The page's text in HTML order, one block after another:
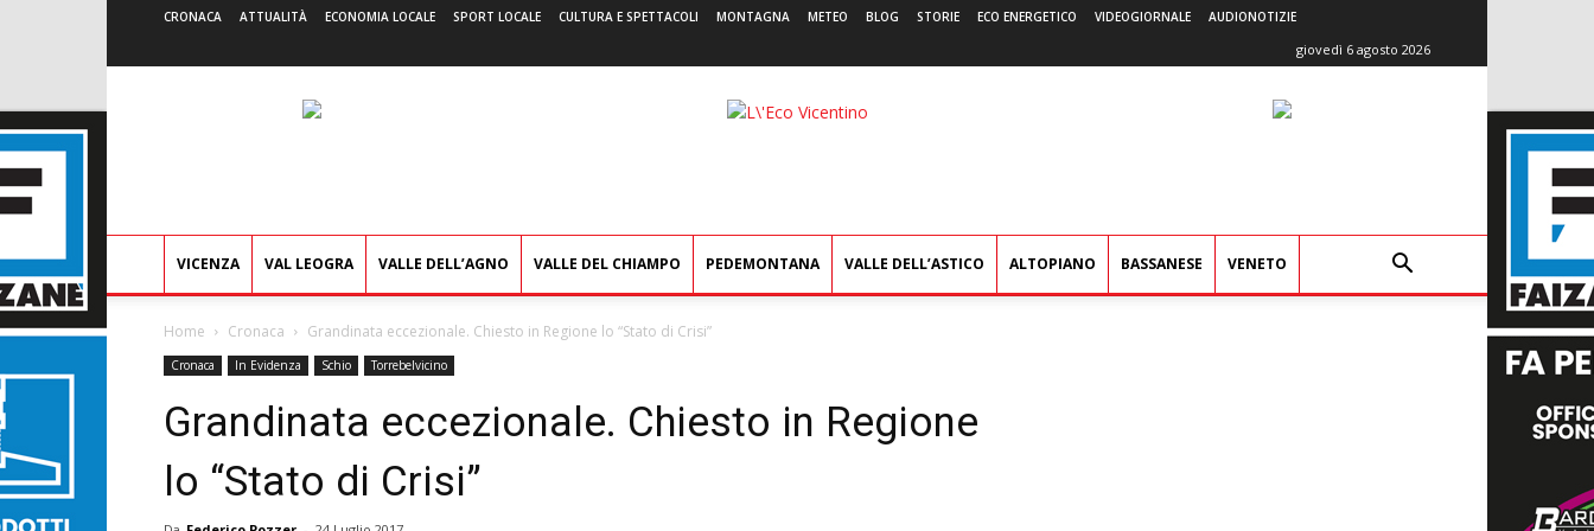
CRONACA ATTUALITÀ ECONOMIA LOCALE SPORT LOCALE CULTURA E SPETTACOLI MONTAGNA METEO BLOG STORIE ECO ENERGETICO VIDEOGIORNALE AUDIONOTIZIE
giovedì 6 agosto 2026
L'Eco
VICENZA VAL LEOGRA VALLE DELL’AGNO VALLE DEL CHIAMPO PEDEMONTANA VALLE DELL’ASTICO ALTOPIANO BASSANESE VENETO
Home Cronaca Grandinata eccezionale. Chiesto in Regione lo “Stato di Crisi”
Cronaca In Evidenza Schio Torrebelvicino
Grandinata eccezionale. Chiesto in Regione
lo “Stato di Crisi”